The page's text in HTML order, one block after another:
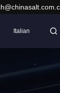
Italian